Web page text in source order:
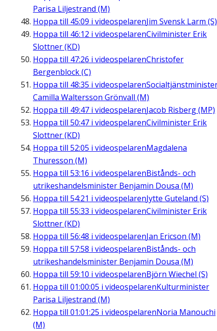
Parisa Liljestrand (M)
Hoppa till 45:09 i videospelarenJim Svensk Larm (S)
Hoppa till 46:12 i videospelarenCivilminister Erik
Slottner (KD)
Hoppa till 47:26 i videospelarenChristofer
Bergenblock (C)
Hoppa till 48:35 i videospelaren
Camilla Waltersson Grönvall (M)
Hoppa till 49:47 i videospelarenJacob Risberg (MP)
Hoppa till 50:47 i videospelarenCivilminister Erik
Slottner (KD)
Hoppa till 52:05 i videospelarenMagdalena
Thuresson (M)
Hoppa till 53:16 i videospelarenBistånds- och
utrikeshandelsminister Benjamin Dousa (M)
Hoppa till 54:21 i videospelarenJytte Guteland (S)
Hoppa till 55:33 i videospelarenCivilminister Erik
Slottner (KD)
Hoppa till 56:48 i videospelarenJan Ericson (M)
Hoppa till 57:58 i videospelarenBistånds- och
utrikeshandelsminister Benjamin Dousa (M)
Hoppa till 59:10 i videospelarenBjörn Wiechel (S)
Hoppa till 01:00:05 i videospelarenKulturminister
Parisa Liljestrand (M)
Hoppa till 01:01:25 i videospelarenNoria Manouchi
(M)